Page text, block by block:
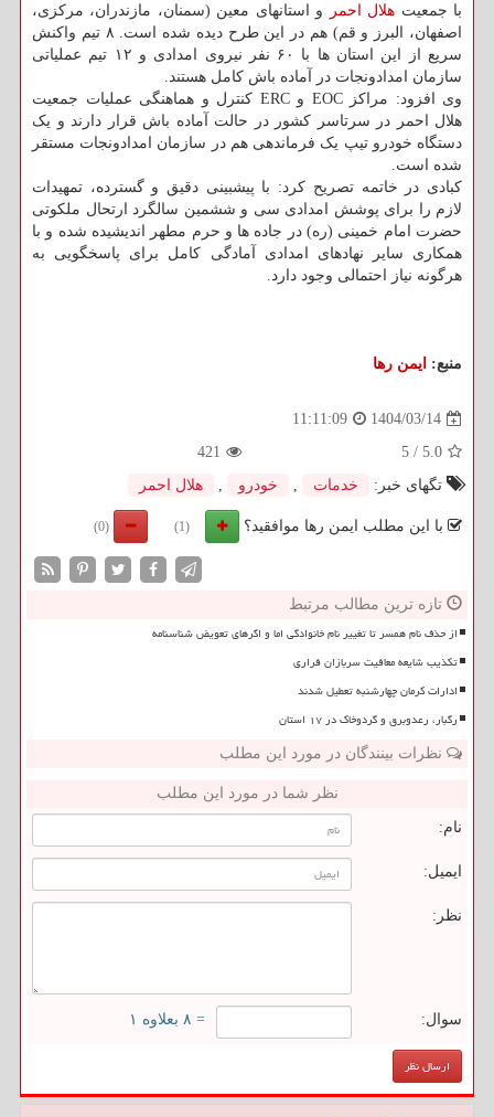
با جمعیت هلال احمر
و استانهای معین (سمنان، مازندران، مرکزی،
اصفهان، البرز و قم) هم در این طرح دیده شده است. ۸ تیم واکنش
سریع از این استان ها با ۶۰ نفر نیروی امدادی و ۱۲ تیم عملیاتی
سازمان امدادونجات در آماده باش کامل هستند.
وی افزود: مراکز EOC و ERC کنترل و هماهنگی عملیات جمعیت
هلال احمر در سرتاسر کشور در حالت آماده باش قرار دارند و یک
دستگاه خودرو تیپ یک فرماندهی هم در سازمان امدادونجات مستقر
شده است.
کبادی در خاتمه تصریح کرد: با پیشبینی دقیق و گسترده، تمهیدات
لازم را برای پوشش امدادی سی و ششمین سالگرد ارتحال ملکوتی
حضرت امام خمینی (ره) در جاده ها و حرم مطهر اندیشیده شده و با
همکاری سایر نهادهای امدادی آمادگی کامل برای پاسخگویی به
هرگونه نیاز احتمالی وجود دارد.
منبع: ایمن رها
1404/03/14
11:11:09
5.0
/
5
421
تگهای خبر:
خدمات , خودرو , هلال احمر
با این مطلب ایمن رها موافقید؟ (1)
(0)
تازه ترین مطالب مرتبط
از حذف نام همسر تا تغییر نام خانوادگی اما و اگرهای تعویض شناسنامه
تکذیب شایعه معافیت سربازان فراری
ادارات کرمان چهارشنبه تعطیل شدند
رگبار، رعدوبرق و گردوخاک در ۱۷ استان
نظرات بینندگان در مورد این مطلب
نظر شما در مورد این مطلب
نام:
ایمیل:
نظر:
سوال: = ۸ بعلاوه ۱